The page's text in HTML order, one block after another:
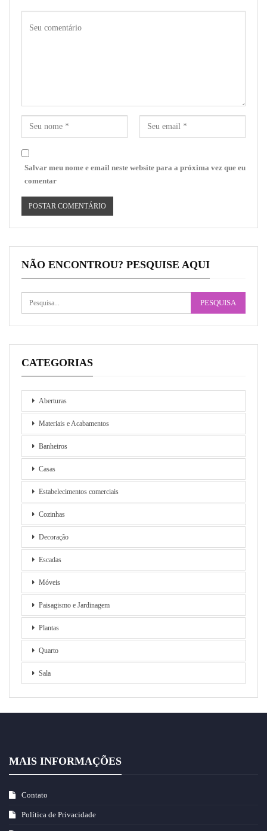
Salvar meu nome e email neste website para a próxima vez que eu
comentar
NÃO ENCONTROU? PESQUISE AQUI
CATEGORIAS
Aberturas
Materiais e Acabamentos
Banheiros
Casas
Estabelecimentos comerciais
Cozinhas
Decoração
Escadas
Móveis
Paisagismo e Jardinagem
Plantas
Quarto
Sala
MAIS INFORMAÇÕES
Contato
Política de Privacidade